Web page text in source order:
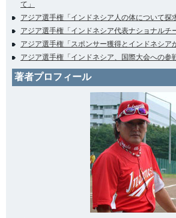
て」
アジア選手権「インドネシア人の体について探
アジア選手権「インドネシア代表ナショナルチ
アジア選手権「スポンサー獲得とインドネシア
アジア選手権「インドネシア、国際大会への参
著者プロフィール